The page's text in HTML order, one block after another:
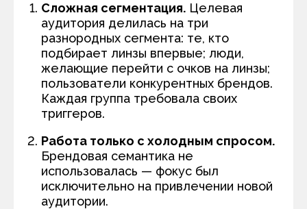
Сложная сегментация. Целевая
аудитория делилась на три
разнородных сегмента: те, кто
подбирает линзы впервые; люди,
желающие перейти с очков на линзы;
пользователи конкурентных брендов.
Каждая группа требовала своих
триггеров.
Работа только с холодным спросом.
Брендовая семантика не
использовалась — фокус был
исключительно на привлечении новой
аудитории.